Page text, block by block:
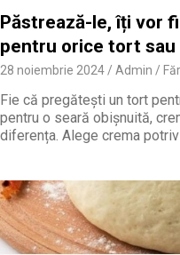
Păstrează-le, îți vor
pentru orice tort
28 noiembrie 2024 Admin
Fie că pregătești un tort
pentru o seară obișnuită,
diferența. Alege crema